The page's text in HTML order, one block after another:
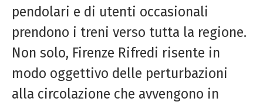
pendolari e di utenti occasionali
prendono i treni verso tutta la regione.
Non solo, Firenze Rifredi risente in
modo oggettivo delle perturbazioni
alla circolazione che avvengono in